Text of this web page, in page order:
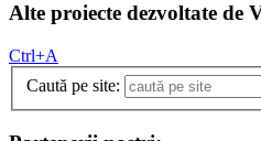
Alte proiecte dezvoltate de
Ctrl+A
Caută pe site: